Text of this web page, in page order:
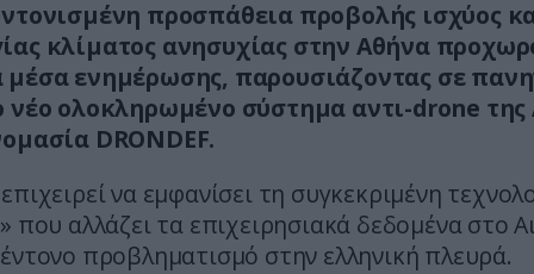
προσπάθεια προβολής ισχύος
κλίματος ανησυχίας στην Αθήνα
μέσα ενημέρωσης, παρουσιάζοντας σε
νέο ολοκληρωμένο σύστημα αντι-drone της
DRONDEF.
να εμφανίσει τη συγκεκριμένη
που αλλάζει τα επιχειρησιακά δεδομένα στο
προβληματισμό στην ελληνική πλευρά.